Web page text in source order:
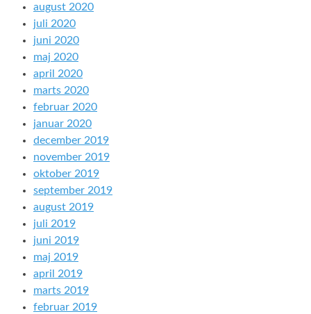
august 2020
juli 2020
juni 2020
maj 2020
april 2020
marts 2020
februar 2020
januar 2020
december 2019
november 2019
oktober 2019
september 2019
august 2019
juli 2019
juni 2019
maj 2019
april 2019
marts 2019
februar 2019